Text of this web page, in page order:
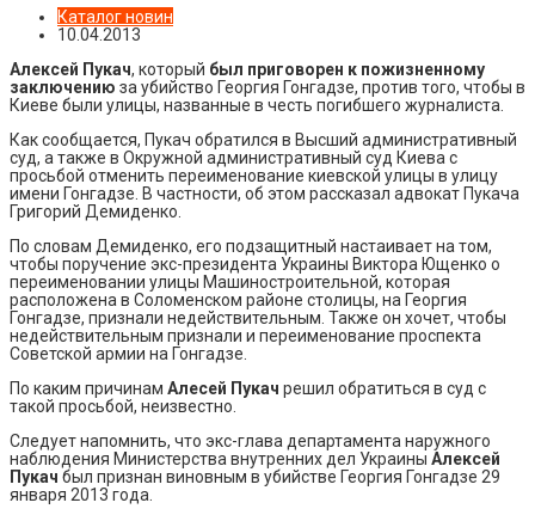
Каталог новин
10.04.2013
Алексей Пукач, который был приговорен к пожизненному
заключению за убийство Георгия Гонгадзе, против того, чтобы в
Киеве были улицы, названные в честь погибшего журналиста.
Как сообщается, Пукач обратился в Высший административный
суд, а также в Окружной административный суд Киева с
просьбой отменить переименование киевской улицы в улицу
имени Гонгадзе. В частности, об этом рассказал адвокат Пукача
Григорий Демиденко.
По словам Демиденко, его подзащитный настаивает на том,
чтобы поручение экс-президента Украины Виктора Ющенко о
переименовании улицы Машиностроительной, которая
расположена в Соломенском районе столицы, на Георгия
Гонгадзе, признали недействительным. Также он хочет, чтобы
недействительным признали и переименование проспекта
Советской армии на Гонгадзе.
По каким причинам Алесей Пукач решил обратиться в суд с
такой просьбой, неизвестно.
Следует напомнить, что экс-глава департамента наружного
наблюдения Министерства внутренних дел Украины Алексей
Пукач был признан виновным в убийстве Георгия Гонгадзе 29
января 2013 года.